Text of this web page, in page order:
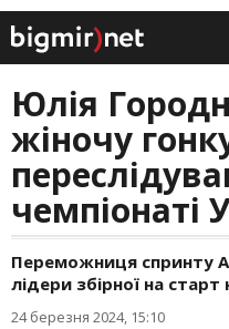
Юлія
жіночу
чемпіонаті
Переможниця спринту
лідери збірної на
24 березня 2024, 15:10